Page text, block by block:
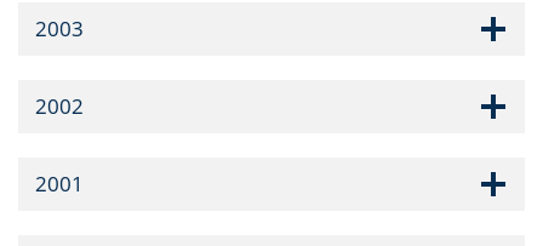
2003
2002
2001